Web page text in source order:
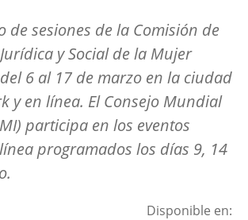
de sesiones de la Comisión de
y Social de la Mujer
6 al 17 de marzo en la ciudad
y en línea. El Consejo Mundial
participa en los eventos
programados los días 9, 14
Disponible en: